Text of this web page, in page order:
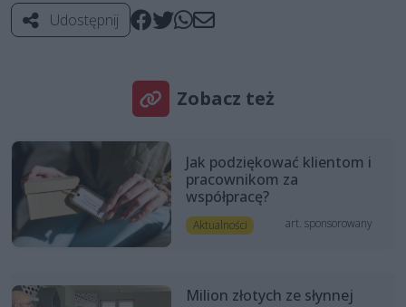
Udostępnij
Zobacz też
Jak podziękować klientom i
pracownikom za
współpracę?
Aktualności art. sponsorowany
Milion złotych ze słynnej